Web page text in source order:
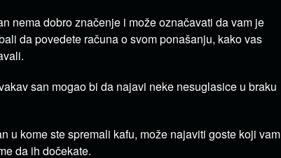
nema dobro značenje i može označavati da vam je
da povedete računa o svom ponašanju, kako vas
san mogao bi da najavi neke nesuglasice u braku
u kome ste spremali kafu, može najaviti goste koji vam
da ih dočekate.